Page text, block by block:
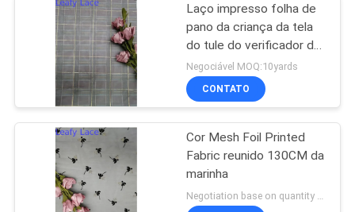
PEDIR UM
ORÇAMENTO
MAPA
DO
POLÍTICA
tela floral do laço
3D
Laço impresso folha de
pano da criança da tela
do tule do verificador de
145CM Digitas
Negociável MOQ:10yards
CONTATO
Cor Mesh Foil Printed
Fabric reunido 130CM da
marinha
Negotiation base on quantity MOQ:10yards